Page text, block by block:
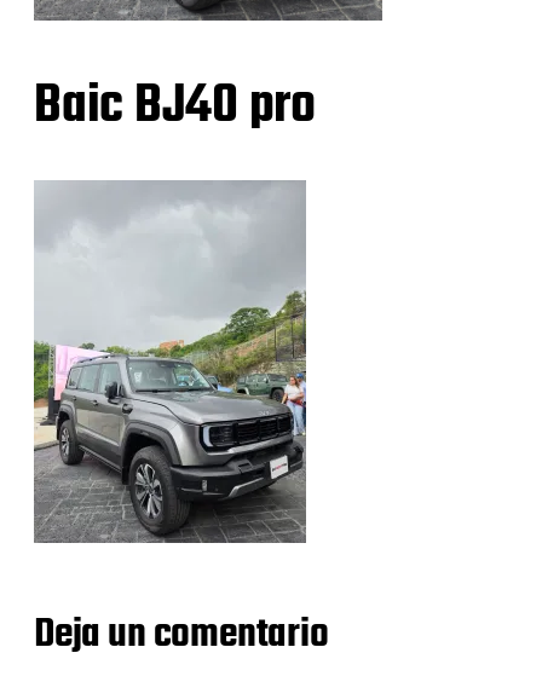
Baic BJ40 pro
Deja un comentario